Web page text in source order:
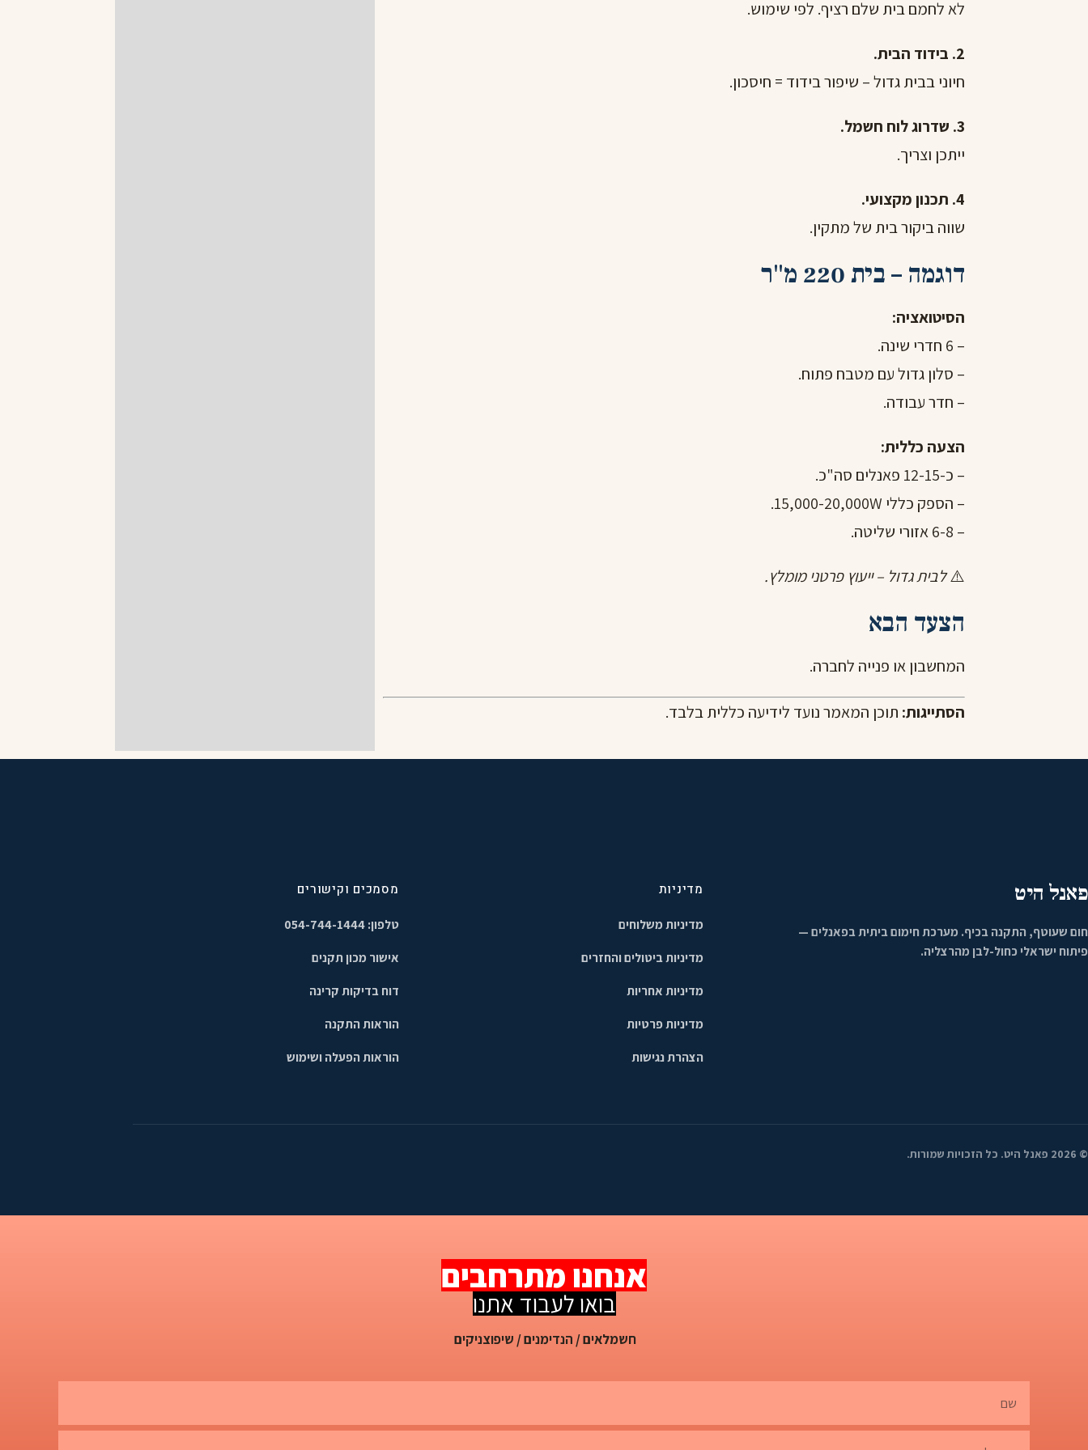
לא לחמם בית שלם רציף. לפי שימוש.
2. בידוד הבית.
חיוני בבית גדול – שיפור בידוד = חיסכון.
3. שדרוג לוח חשמל.
ייתכן וצריך.
4. תכנון מקצועי.
שווה ביקור בית של מתקין.
דוגמה – בית 220 מ"ר
הסיטואציה:
– 6 חדרי שינה.
– סלון גדול עם מטבח פתוח.
– חדר עבודה.
הצעה כללית:
– כ-12-15 פאנלים סה"כ.
– הספק כללי 15,000-20,000W.
– 6-8 אזורי שליטה.
⚠️לבית גדול – ייעוץ פרטני מומלץ.
הצעד הבא
המחשבוןאו פנייה לחברה.
הסתייגות: תוכן המאמר נועד לידיעה כללית בלבד.
פאנל היט
חום שעוטף, התקנה בכיף. מערכת חימום ביתית בפאנלים —
פיתוח ישראלי כחול-לבן מהרצליה.
מדיניות
מדיניות משלוחים
מדיניות ביטולים והחזרים
מדיניות אחריות
מדיניות פרטיות
הצהרת נגישות
מסמכים וקישורים
טלפון: 054-744-1444
אישור מכון תקנים
דוח בדיקות קרינה
הוראות התקנה
הוראות הפעלה ושימוש
©
2026 פאנל היט. כל הזכויות שמורות.
אנחנו מתרחבים
בואו לעבוד אתנו
חשמלאים / הנדימנים / שיפוצניקים